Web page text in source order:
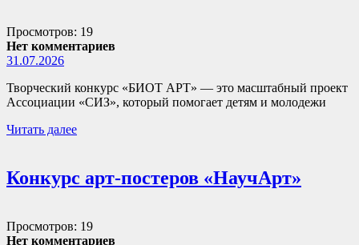
Просмотров: 19
Нет комментариев
31.07.2026
Творческий конкурс «БИОТ АРТ» — это масштабный проект
Ассоциации «СИЗ», который помогает детям и молодежи
Читать далее
Конкурс арт-постеров «НаучАрт»
Просмотров: 19
Нет комментариев